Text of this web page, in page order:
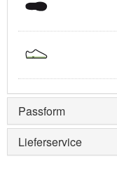
Passform
Lieferservice